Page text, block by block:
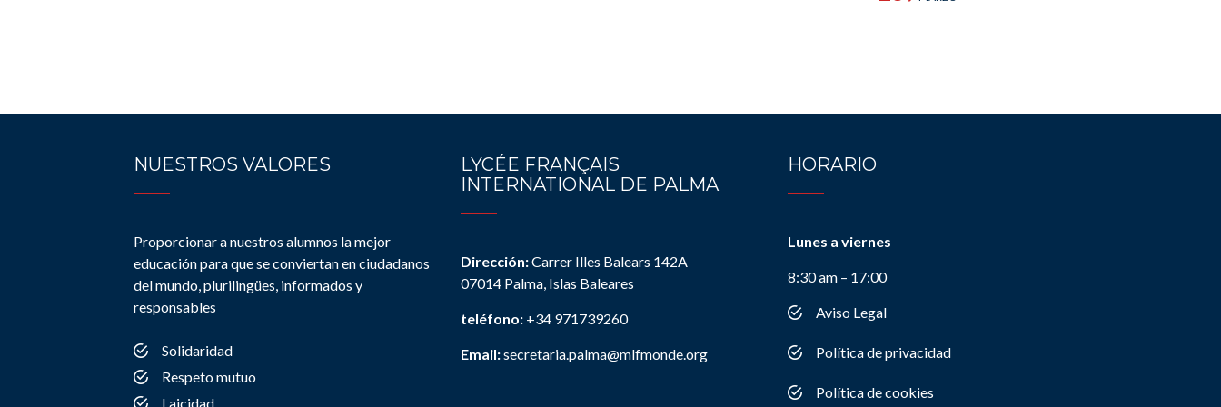
NUESTROS VALORES
Proporcionar a nuestros alumnos la mejor
educación para que se conviertan en ciudadanos
del mundo, plurilingües, informados y
responsables
Solidaridad
Respeto mutuo
Laicidad
LYCÉE FRANÇAIS
INTERNATIONAL DE PALMA
Dirección:Carrer Illes Balears 142A
07014 Palma, Islas Baleares
teléfono: +34 971739260
Email:secretaria.palma@mlfmonde.org
HORARIO
Lunes a viernes
8:30 am – 17:00
Aviso Legal
Política de privacidad
Política de cookies